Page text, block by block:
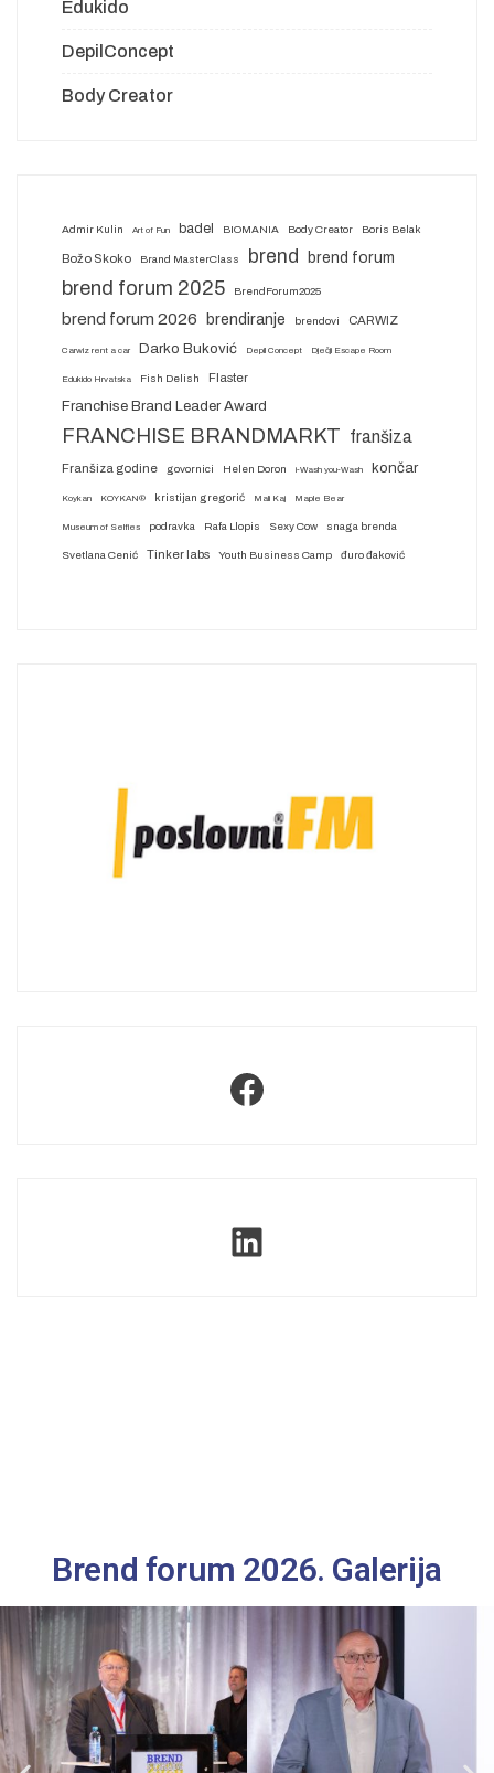
Edukido
DepilConcept
Body Creator
Admir Kulin Art of Fun badel BIOMANIA Body Creator Boris Belak
Božo Skoko Brand MasterClass brend brend forum
brend forum 2025 BrendForum2025
brend forum 2026 brendiranje brendovi CARWIZ
Carwiz rent a car Darko Buković Depil Concept Dječji Escape Room
Edukido Hrvatska Fish Delish Flaster
Franchise Brand Leader Award
FRANCHISE BRANDMARKT franšiza
Franšiza godine govornici Helen Doron i-Wash you-Wash končar
Koykan KOYKAN® kristijan gregorić Mali Kaj Maple Bear
Museum of Selfies podravka Rafa Llopis Sexy Cow snaga brenda
Svetlana Cenić Tinker labs Youth Business Camp đuro đaković
Brend forum 2026. Galerija